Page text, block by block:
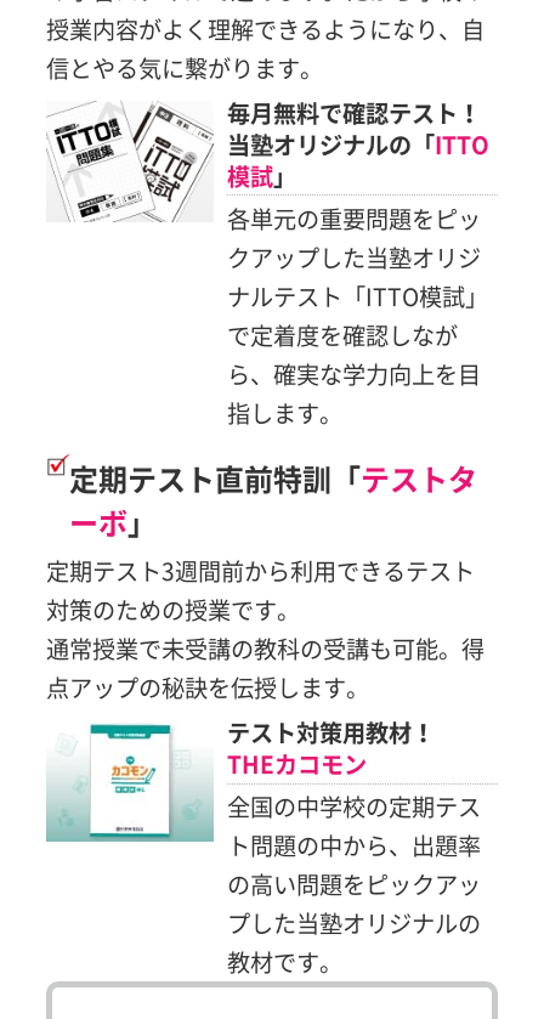
授業内容がよく理解できるようになり、自
信とやる気に繋がります。
毎月無料で確認テスト！
当塾オリジナルの「ITTO
模試」
各単元の重要問題をピッ
クアップした当塾オリジ
ナルテスト「ITTO模試」
で定着度を確認しなが
ら、確実な学力向上を目
指します。
定期テスト直前特訓「テストタ
ーボ」
定期テスト3週間前から利用できるテスト
対策のための授業です。
通常授業で未受講の教科の受講も可能。得
点アップの秘訣を伝授します。
テスト対策用教材！
THEカコモン
全国の中学校の定期テス
ト問題の中から、出題率
の高い問題をピックアッ
プした当塾オリジナルの
教材です。